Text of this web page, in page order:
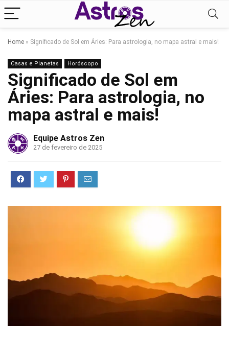
Home » Significado de Sol em Áries: Para astrologia, no mapa astral e mais!
Casas e Planetas Horóscopo
Significado de Sol em
Áries: Para astrologia, no
mapa astral e mais!
Equipe Astros Zen
27 de fevereiro de 2025